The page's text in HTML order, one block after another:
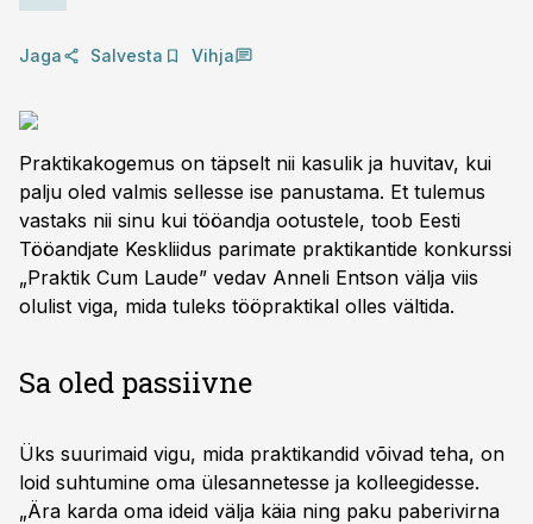
Jaga Salvesta Vihja
Praktikakogemus on täpselt nii kasulik ja huvitav, kui
palju oled valmis sellesse ise panustama. Et tulemus
vastaks nii sinu kui tööandja ootustele, toob Eesti
Tööandjate Keskliidus parimate praktikantide konkurssi
„Praktik Cum Laude” vedav Anneli Entson välja viis
olulist viga, mida tuleks tööpraktikal olles vältida.
Sa oled passiivne
Üks suurimaid vigu, mida praktikandid võivad teha, on
loid suhtumine oma ülesannetesse ja kolleegidesse.
„Ära karda oma ideid välja käia ning paku paberivirna